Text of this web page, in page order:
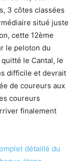
3 côtes classées
situé juste
cette 12ème
le peloton du
le Cantal, le
difficile et devrait
de coureurs aux
coureurs
finalement
détaillé du